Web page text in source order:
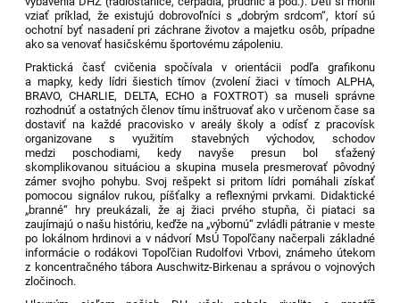
vziať príklad, že existujú dobrovoľníci s „dobrým srdcom“, ktorí sú
ochotní byť nasadení pri záchrane životov a majetku osôb, prípadne
ako sa venovať hasičskému športovému zápoleniu.
Praktická časť cvičenia spočívala v orientácii podľa grafikonu
a mapky, kedy lídri šiestich tímov (zvolení žiaci v tímoch ALPHA,
BRAVO, CHARLIE, DELTA, ECHO a FOXTROT) sa museli správne
rozhodnúť a ostatných členov tímu inštruovať ako v určenom čase sa
dostaviť na každé pracovisko v areály školy a odísť z pracovísk
organizovane s využitím stavebných východov, schodov
medzi poschodiami, kedy navyše presun bol sťažený
skomplikovanou situáciou a skupina musela presmerovať pôvodný
zámer svojho pohybu. Svoj rešpekt si pritom lídri pomáhali získať
pomocou signálov rukou, píšťalky a reflexnými prvkami. Didaktické
„branné“ hry preukázali, že aj žiaci prvého stupňa, či piataci sa
zaujímajú o našu históriu, keďže na „výbornú“ zvládli pátranie v meste
po lokálnom hrdinovi a v nádvorí MsÚ Topoľčany načerpali základné
informácie o rodákovi Topoľčian Rudolfovi Vrbovi, známeho útekom
z koncentračného tábora Auschwitz-Birkenaua správou o vojnových
zločinoch.